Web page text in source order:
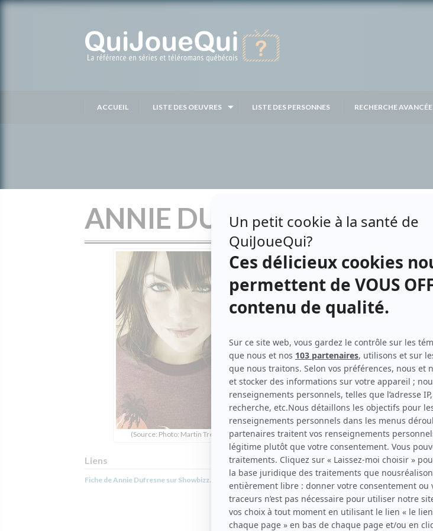
ACCUEIL LISTE DES OEUVRES LISTE DES PERSONNES RECHERCHE AVANCÉE
ANNIE DUFRESNE
(Source: Photo: Martin Tremblay)
Liens
Fiche de Annie Dufresne sur Showbizz.net
Personnages
Josée)
Colocs.tv (Annie Dufresne)
Le coeur a ses raisons(Brooke Gallaway
Une grenade avec ça?( Anabelle Boulay
Le Plateau(Natasha)
Caméra café(Mylène)
Music Hall(Manon)
Max Inc.(Irka)
Cauchemar d'amour
(
)
Réal-TV(Nathalie)
L'or(Murielle Martinelli)
La vie la vie(Réparatrice)
Le Polock(Berthe)
Sauve qui peut!
Journaliste
Un gars, une fille (Bibliothécaire)